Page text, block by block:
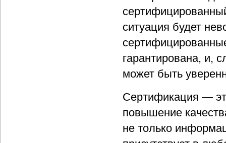
ситуация будет
гарантирована, и,
может быть
Сертификация —
повышение
не только